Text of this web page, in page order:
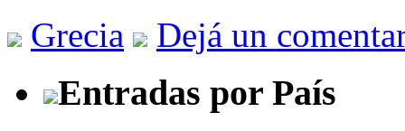
Grecia
Dejá un
Entradas por País